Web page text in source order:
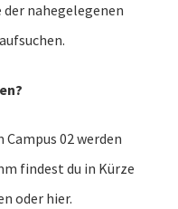
nahegelegenen
Campus 02 werden
findest du in Kürze
oder hier.